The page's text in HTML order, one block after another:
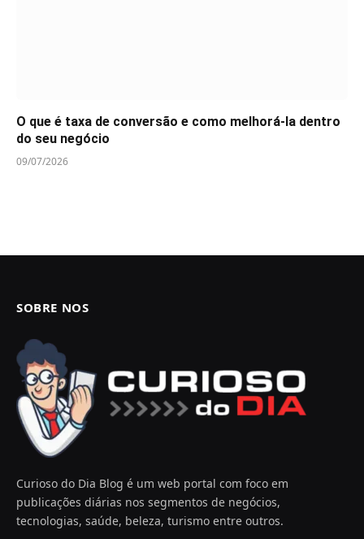
O que é taxa de conversão e como melhorá-la dentro
do seu negócio
09/07/2026
SOBRE NOS
Curioso do Dia Blog é um web portal com foco em
publicações diárias nos segmentos de negócios,
tecnologias, saúde, beleza, turismo entre outros.